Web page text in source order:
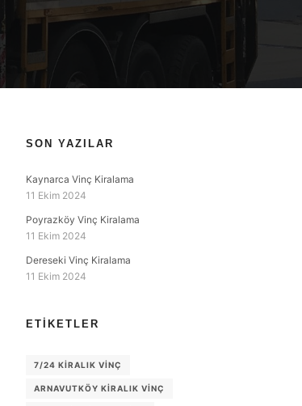
SON YAZILAR
Kaynarca Vinç Kiralama
11 Ekim 2024
Poyrazköy Vinç Kiralama
11 Ekim 2024
Dereseki Vinç Kiralama
11 Ekim 2024
ETIKETLER
7/24 KIRALIK VINÇ
ARNAVUTKÖY KIRALIK VINÇ